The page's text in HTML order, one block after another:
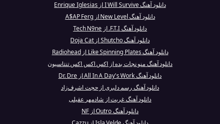
دانلود آهنگ I Will Survive از Enrique Iglesias
دانلود آهنگ New Level از A$AP Ferg
دانلود آهنگ F.T.I. از Tech N9ne
دانلود آهنگ Shutcho از Doja Cat
دانلود آهنگ Like Spinning Plates از Radiohead
دانلود آهنگ منو نجات بده از اکس اکس اکس تنتاسیون
دانلود آهنگ All In A Day's Work از Dr. Dre
دانلود آهنگ رسم دلبری از حجت اشرف‌زاد
دانلود آهنگ غربت از شادمهر عقیلی
دانلود آهنگ Outro از NF